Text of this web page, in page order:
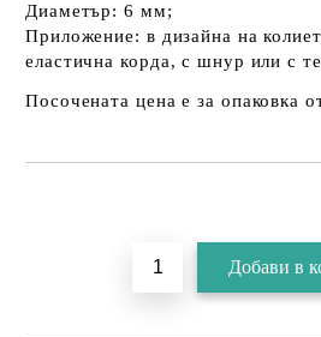
Диаметър: 6 мм;
Приложение: в дизайна на
еластична корда, с шнур или с
Посочената цена е за опаковка